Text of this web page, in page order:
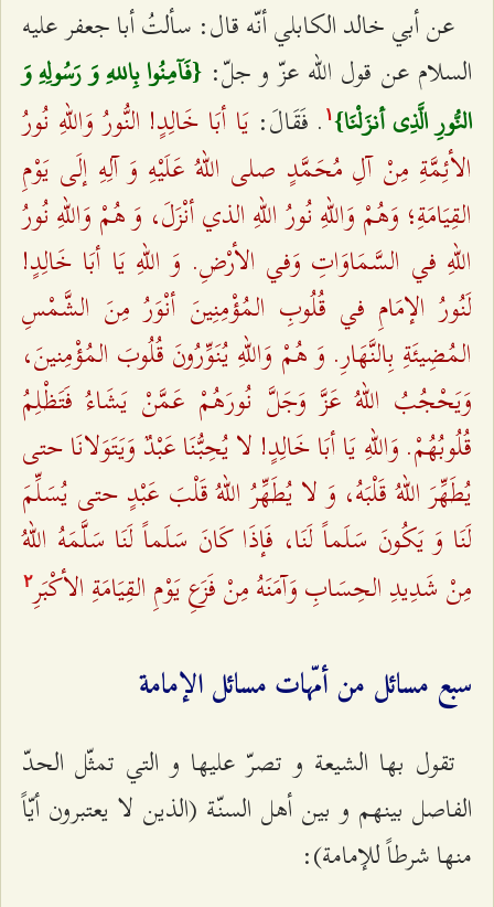
عن أبي خالد الكابلي أنّه قال: سألتُ أبا جعفر عليه
السلام عن قول الله عزّ و جلّ: {فَآمِنُوا بِاللهِ وَ رَسُولِهِ وَ
النُّورِ الَّذِي أنزَلْنَا} ۱ . فَقَالَ:يَا أبَا خَالِدٍ! النُّورُ وَاللهِ نُورُ
الأئِمَّةِ مِنْ آلِ مُحَمَّدٍ صلى اللهُ عَلَيْهِ وَ آلِهِ إلَى يَوْمِ
القِيَامَةِ؛ وَهُمْ وَاللهِ نُورُ اللهِ الذي أنْزَلَ، وَ هُمْ وَاللهِ نُورُ
اللهِ في السَّمَاوَاتِ وَفي الأرْضِ. وَ اللهِ يَا أبَا خَالِدٍ!
لَنُورُ الإمَامِ في قُلُوبِ المُؤْمِنِينَ أنْوَرُ مِنَ الشَّمْسِ
المُضِيئَةِ بِالنَّهَارِ. وَ هُمْ وَاللهِ يُنَوِّرُونَ قُلُوبَ المُؤْمِنينَ،
وَيَحْجُبُ اللهُ عَزَّ وَجَلَّ نُورَهُمْ عَمَّنْ يَشَاءُ فَتَظْلِمُ
قُلُوبُهُمْ. وَاللهِ يَا أبَا خَالِدٍ! لا يُحِبُّنَا عَبْدٌ وَيَتَوَلانَا حتى
يُطَهِّرَ اللهُ قَلْبَهُ، وَ لا يُطَهِّرُ اللهُ قَلْبَ عَبْدٍ حتى يُسَلِّمَ
لَنَا وَ يَكُونَ سَلَماً لَنَا، فَإذَا كَانَ سَلَماً لَنَا سَلَّمَهُ اللهُ
مِنْ شَدِيدِ الحِسَابِ وَآمَنَهُ مِنْ فَزَعِ يَوْمِ القِيَامَةِ الأكْبَرِ٢
سبع مسائل من أمّهات مسائل الإمامة
تقول بها الشيعة و تصرّ عليها و التي تمثّل الحدّ
الفاصل بينهم و بين أهل السنّة (الذين لا يعتبرون أيّاً
منها شرطاً للإمامة):